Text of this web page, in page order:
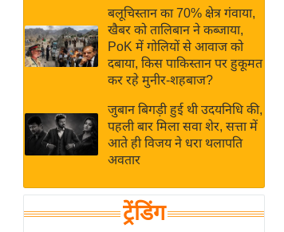
Live
News in
Hindi
News
अंतर्राष्ट्रीय
बिज़नेस
विशेषज्ञ
राय
खेल
क्रिकेट
बलूचिस्तान का 70% क्षेत्र गंवाया,
खैबर को तालिबान ने कब्जाया,
PoK में गोलियों से आवाज को
दबाया, किस पाकिस्तान पर हुकूमत
कर रहे मुनीर-शहबाज?
जुबान बिगड़ी हुई थी उदयनिधि की,
पहली बार मिला सवा शेर, सत्ता में
आते ही विजय ने धरा थलापति
अवतार
ट्रेंडिंग